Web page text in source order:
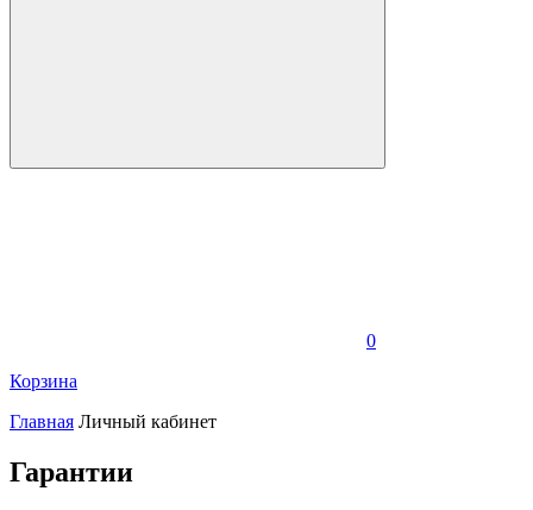
0
Корзина
Главная Личный кабинет
Гарантии